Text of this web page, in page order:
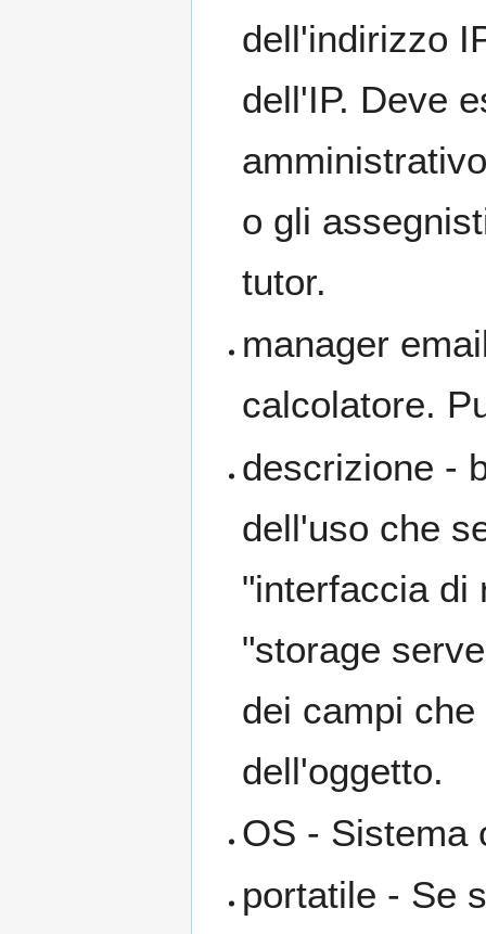
dell'indirizzo
dell'IP. Deve
o gli
tutor.
manager
calcolatore.
descrizione -
dell'uso che
"interfaccia di
"storage
dei campi
dell'oggetto.
OS - Sistema
portatile - Se